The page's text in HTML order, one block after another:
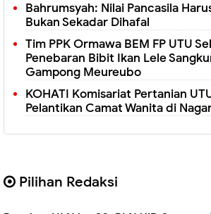
Bahrumsyah: Nilai Pancasila
Bukan Sekadar Dihafal
Tim PPK Ormawa BEM FP UTU
Penebaran Bibit Ikan Lele
Gampong Meureubo
KOHATI Komisariat Pertanian
Pelantikan Camat Wanita di
Pilihan Redaksi